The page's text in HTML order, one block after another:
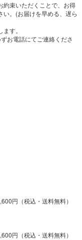
約束いただくことで、お得
。(お届けを早める、遅ら
す。
お電話にてご連絡くださ
円（税込・送料無料）
円（税込・送料無料）